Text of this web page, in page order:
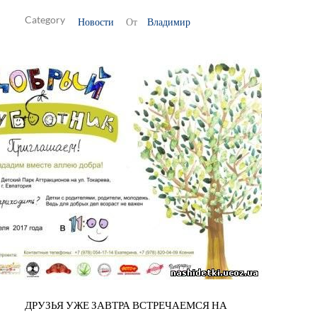
От Владимир
Новости
ДРУЗЬЯ УЖЕ ЗАВТРА ВСТРЕЧАЕМСЯ НА